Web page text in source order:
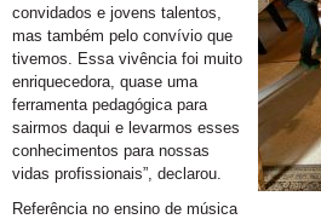
convidados e jovens talentos,
mas também pelo convívio que
tivemos. Essa vivência foi muito
enriquecedora, quase uma
ferramenta pedagógica para
sairmos daqui e levarmos esses
conhecimentos para nossas
vidas profissionais”, declarou.
Referência no ensino de música